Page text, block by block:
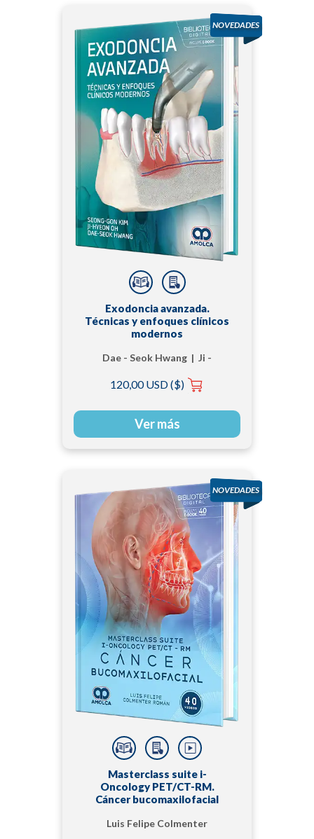
Exodoncia avanzada.
Técnicas y enfoques clínicos
modernos
Dae - Seok Hwang | Ji -
Gon Kim
120,00 USD ($)
Ver más
Masterclass suite i-
Oncology PET/CT-RM.
Cáncer bucomaxilofacial
Luis Felipe Colmenter